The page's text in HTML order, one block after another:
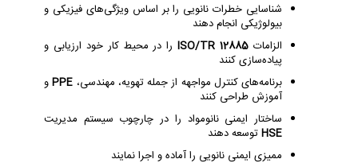
شناسایی خطرات نانویی را بر اساس ویژگی‌های فیزیکی و
بیولوژیکی انجام دهند
الزامات ISO/TR 12885را در محیط کار خود ارزیابی و
پیاده‌سازی کنند
برنامه‌های کنترل مواجهه از جمله تهویه، مهندسی، PPEو
آموزش طراحی کنند
ساختار ایمنی نانومواد را در چارچوب سیستم مدیریت
HSEتوسعه دهند
ممیزی ایمنی نانویی را آماده و اجرا نمایند